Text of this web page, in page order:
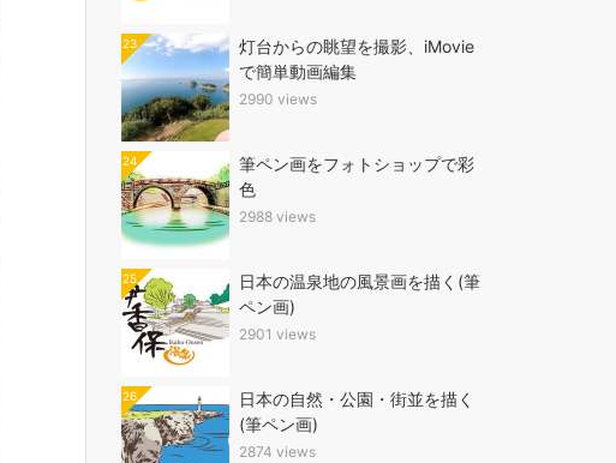
23
灯台からの眺望を撮影、iMovie
で簡単動画編集
2990 views
24
筆ペン画をフォトショップで彩
色
2988 views
25
日本の温泉地の風景画を描く(筆
ペン画)
2901 views
26
日本の自然・公園・街並を描く
(筆ペン画)
2874 views